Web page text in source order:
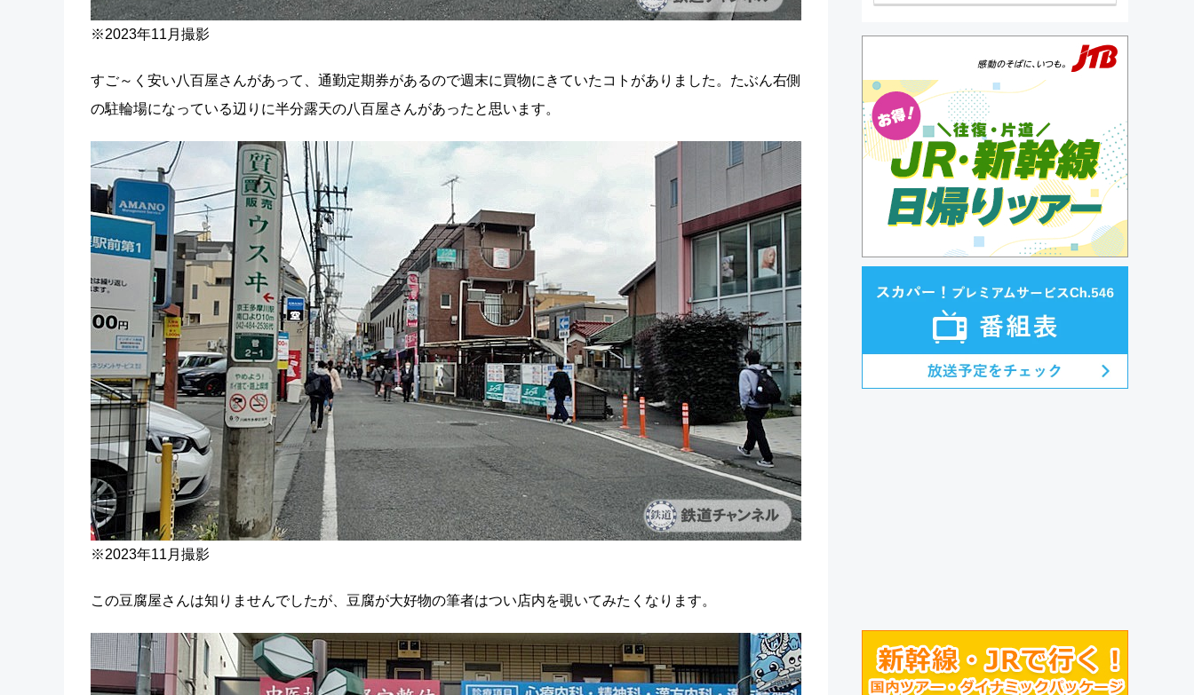
※2023年11月撮影
すご～く安い八百屋さんがあって、通勤定期券があるので週末に買物にきていたコトがありました。たぶん右側
の駐輪場になっている辺りに半分露天の八百屋さんがあったと思います。
※2023年11月撮影
この豆腐屋さんは知りませんでしたが、豆腐が大好物の筆者はつい店内を覗いてみたくなります。